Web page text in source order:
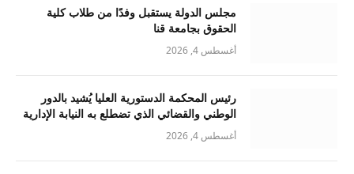
مجلس الدولة يستقبل وفدًا من طلاب كلية
الحقوق بجامعة قنا
أغسطس 4, 2026
رئيس المحكمة الدستورية العليا يُشيد بالدور
الوطني والقضائي الذي تضطلع به النيابة الإدارية
أغسطس 4, 2026